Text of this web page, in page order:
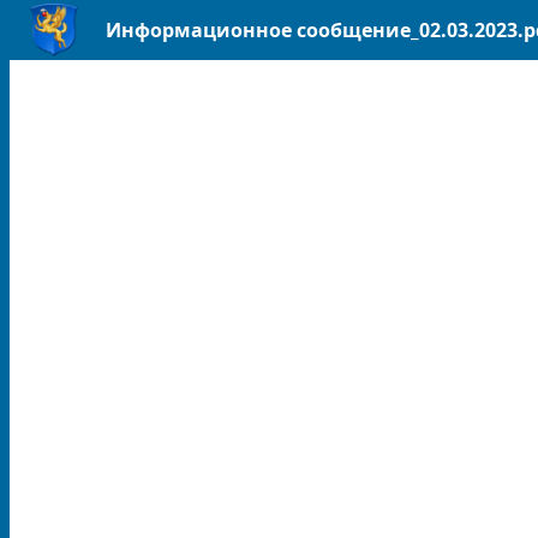
Информационное